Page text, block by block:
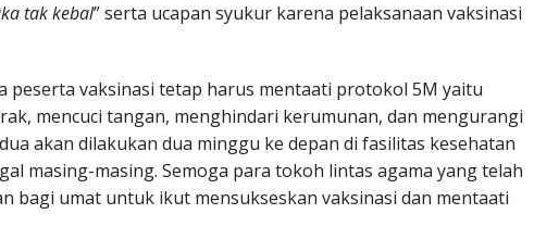
tak kebal” serta ucapan syukur karena pelaksanaan vaksinasi
peserta vaksinasi tetap harus mentaati protokol 5M yaitu
mencuci tangan, menghindari kerumunan, dan mengurangi
akan dilakukan dua minggu ke depan di fasilitas kesehatan
masing-masing. Semoga para tokoh lintas agama yang telah
bagi umat untuk ikut mensukseskan vaksinasi dan mentaati